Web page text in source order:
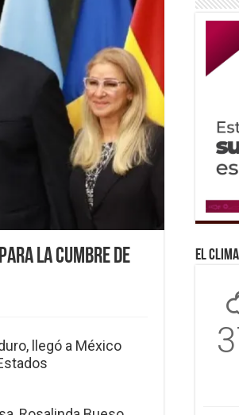
la cumbre de
llegó a México
El Clima